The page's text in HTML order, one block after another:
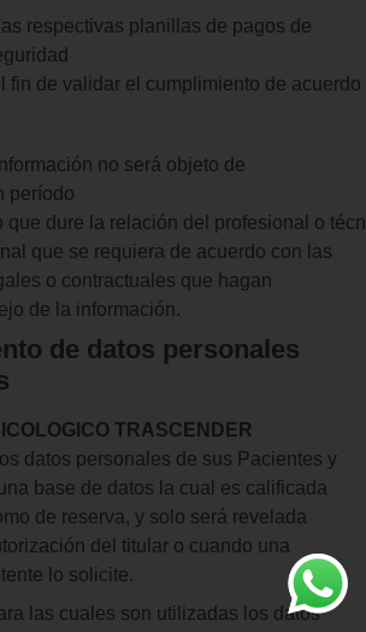
respectivas planillas de pagos de
fin de validar el cumplimiento de
no será objeto de
período
que dure la relación del profesional o
que se requiera de acuerdo con las
o contractuales que hagan
de la información.
de datos personales
TRASCENDER
datos personales de sus Pacientes y
base de datos la cual es calificada
de reserva, y solo será revelada
del titular o cuando una
lo solicite.
las cuales son utilizadas los datos